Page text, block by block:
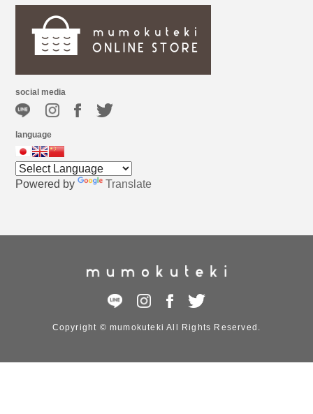
social media
language
Powered by Translate
Copyright © mumokuteki All Rights Reserved.